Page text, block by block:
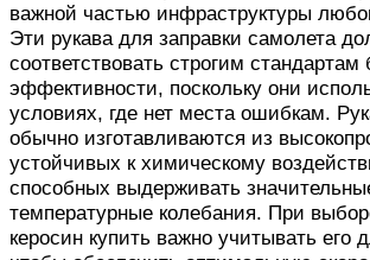
важной частью инфраструктуры
Эти рукава для заправки самолета
соответствовать строгим стандартам
эффективности, поскольку они
условиях, где нет места ошибкам.
обычно изготавливаются из
устойчивых к химическому
способных выдерживать
температурные колебания. При
керосин купить важно учитывать его